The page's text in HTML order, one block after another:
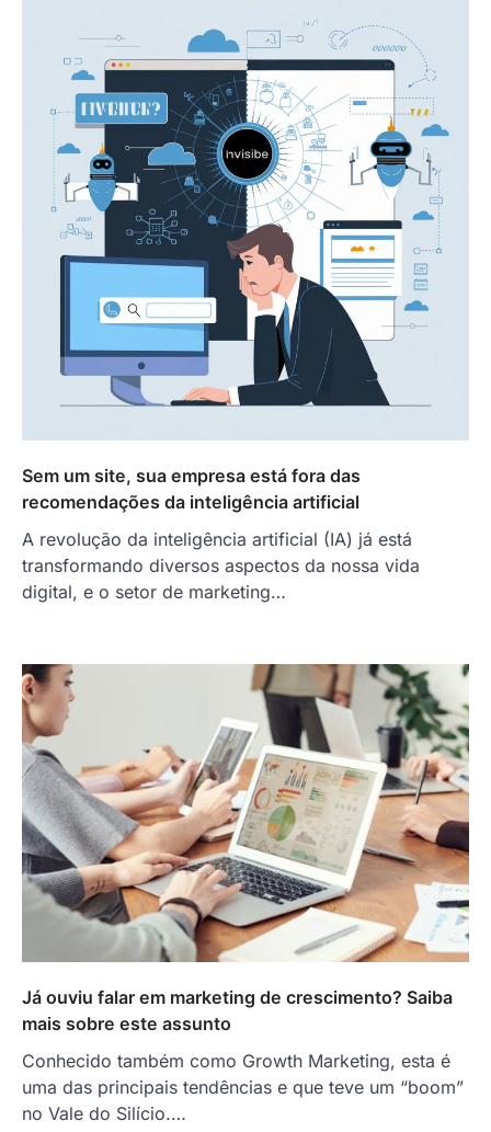
Sem um site, sua empresa está fora das
recomendações da inteligência artificial
A revolução da inteligência artificial (IA) já está
transformando diversos aspectos da nossa vida
digital, e o setor de marketing…
Já ouviu falar em marketing de crescimento? Saiba
mais sobre este assunto
Conhecido também como Growth Marketing, esta é
uma das principais tendências e que teve um “boom”
no Vale do Silício.…